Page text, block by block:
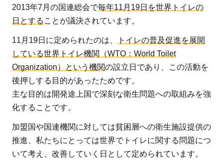
員と
して
働く
5
SDGs「安
全な水と
トイレを
世界中
のために
私たちに
もできる
2013年7月の国連総会で毎年11月19日を世界トイレの
日とする ことが議決されています。
11月19日に定められたのは、
トイレの普及促進を展開
している世界トイレ機関（WTO：World Toilet
Organization）という機関の設立日であり、この活動を
後押しする目的があったためです。
主な目的は開発途上国で深刻な衛生問題への取組みを強
化することです。
加盟国や国連機関に対しては貧困層への衛生施設提供の
推進、私たちにとっては世界でトイレに関する問題につ
いて考え、改善していく日として定められています。